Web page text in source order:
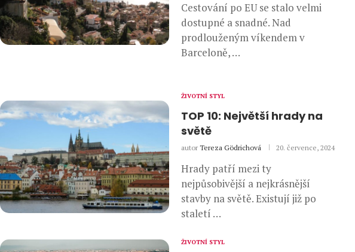
Cestování po EU se stalo velmi
dostupné a snadné. Nad
prodlouženým víkendem v
Barceloně, …
ŽIVOTNÍ STYL
TOP 10: Největší hrady na
světě
autor Tereza Gödrichová 20. července, 2024
Hrady patří mezi ty
nejpůsobivější a nejkrásnější
stavby na světě. Existují již po
staletí …
ŽIVOTNÍ STYL